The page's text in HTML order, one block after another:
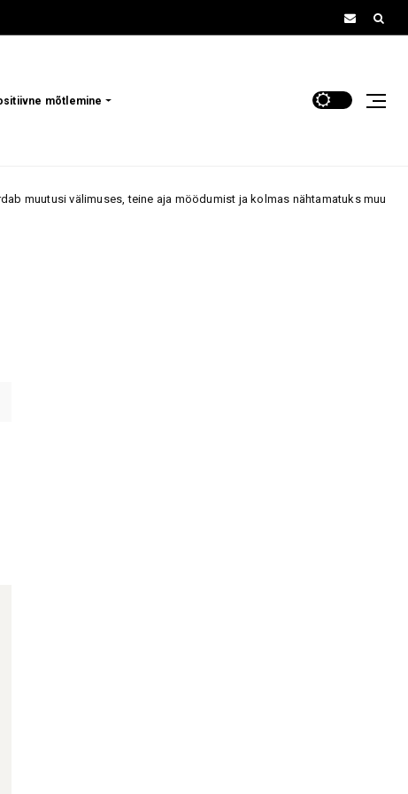
mõtlemine
teine aja möödumist ja kolmas nähtamatuks muutumist